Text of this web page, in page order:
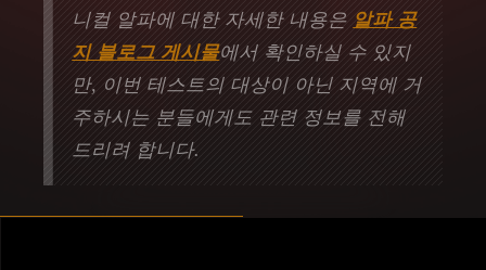
니컬 알파에 대한 자세한 내용은 알파 공
지 블로그 게시물에서 확인하실 수 있지
만, 이번 테스트의 대상이 아닌 지역에 거
주하시는 분들에게도 관련 정보를 전해
드리려 합니다.